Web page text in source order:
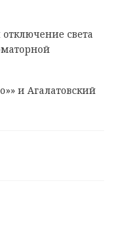
света
и Агалатовский